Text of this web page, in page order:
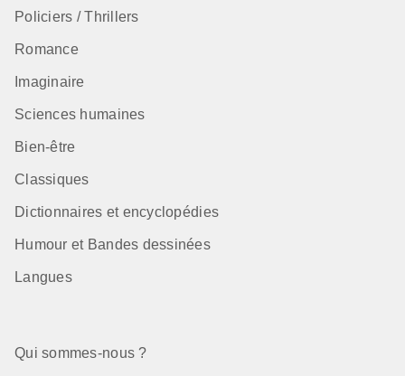
Policiers / Thrillers
Romance
Imaginaire
Sciences humaines
Bien-être
Classiques
Dictionnaires et encyclopédies
Humour et Bandes dessinées
Langues
Qui sommes-nous ?